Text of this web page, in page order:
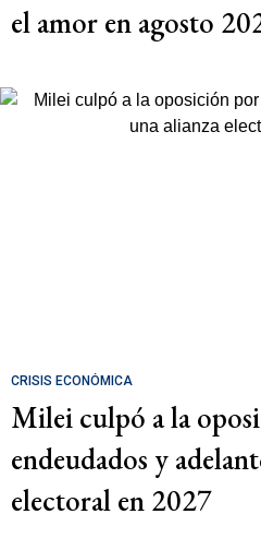
el amor en agosto
CRISIS ECONÓMICA
Milei culpó a la
endeudados y
electoral en 2027